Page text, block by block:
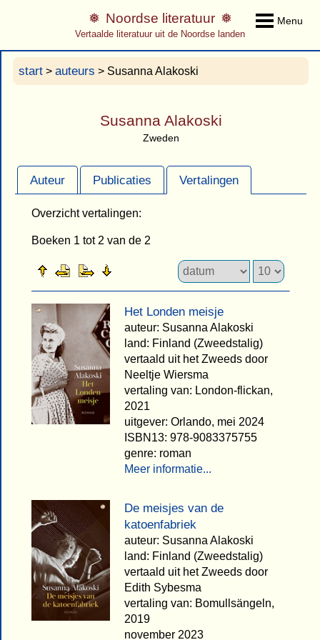
Menu
Noordse literatuur
Vertaalde literatuur uit de Noordse landen
start > auteurs > Susanna Alakoski
Susanna Alakoski
Zweden
Auteur Publicaties Vertalingen
Overzicht vertalingen:
Boeken 1 tot 2 van de 2
Het Londen meisje
auteur: Susanna Alakoski
land: Finland (Zweedstalig)
vertaald uit het Zweeds door
Neeltje Wiersma
vertaling van: London-flickan,
2021
uitgever: Orlando, mei 2024
ISBN13: 978-9083375755
genre: roman
Meer informatie...
De meisjes van de
katoenfabriek
auteur: Susanna Alakoski
land: Finland (Zweedstalig)
vertaald uit het Zweeds door
Edith Sybesma
vertaling van: Bomullsängeln,
2019
november 2023